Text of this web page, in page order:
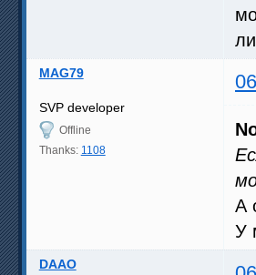
MAG79
SVP developer
Offline
Thanks: 1108
А
У
DAAO